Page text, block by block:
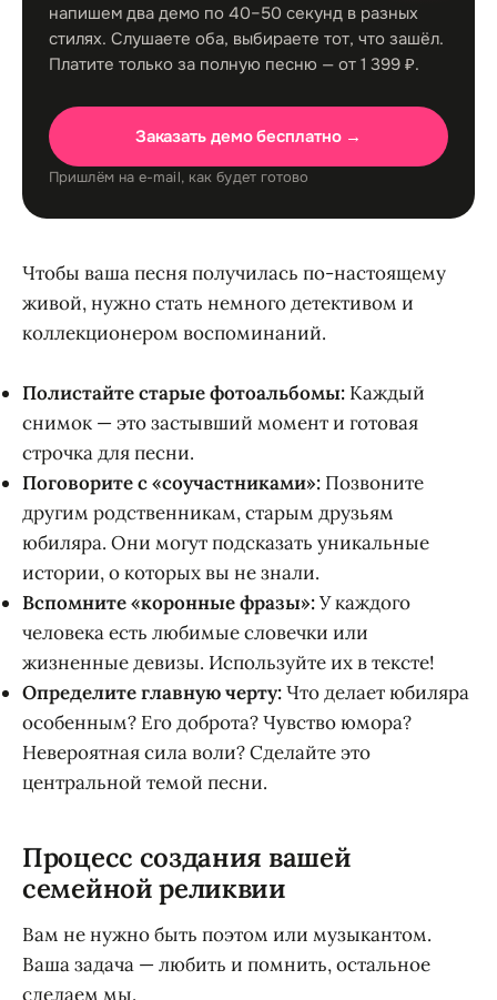
напишем два демо по 40–50 секунд в разных
стилях. Слушаете оба, выбираете тот, что зашёл.
Платите только за полную песню — от 1 399 ₽.
Заказать демо бесплатно →
Пришлём на e-mail, как будет готово
Чтобы ваша песня получилась по-настоящему
живой, нужно стать немного детективом и
коллекционером воспоминаний.
Полистайте старые фотоальбомы: Каждый
снимок — это застывший момент и готовая
строчка для песни.
Поговорите с «соучастниками»: Позвоните
другим родственникам, старым друзьям
юбиляра. Они могут подсказать уникальные
истории, о которых вы не знали.
Вспомните «коронные фразы»:У каждого
человека есть любимые словечки или
жизненные девизы. Используйте их в тексте!
Определите главную черту:Что делает юбиляра
особенным? Его доброта? Чувство юмора?
Невероятная сила воли? Сделайте это
центральной темой песни.
Процесс создания вашей
семейной реликвии
Вам не нужно быть поэтом или музыкантом.
Ваша задача — любить и помнить, остальное
сделаем мы.